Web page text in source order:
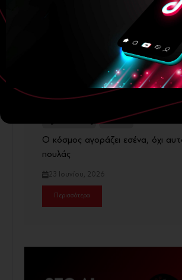
Ecommerce
Ο κόσμος αγοράζει εσένα, όχι
πουλάς
23 Ιουνίου, 2026
Περισσότερα